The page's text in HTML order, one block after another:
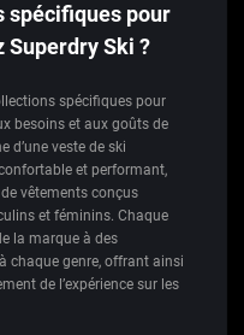
spécifiques pour
Superdry Ski ?
spécifiques pour
besoins et aux goûts de
d’une veste de ski
et performant,
vêtements conçus
et féminins. Chaque
la marque à des
chaque genre, offrant ainsi
de l’expérience sur les